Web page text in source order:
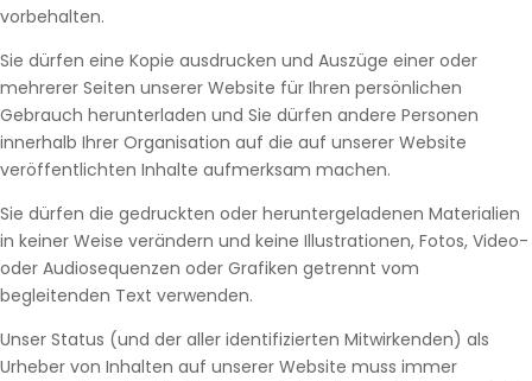
vorbehalten.
Sie dürfen eine Kopie ausdrucken und Auszüge einer oder
mehrerer Seiten unserer Website für Ihren persönlichen
Gebrauch herunterladen und Sie dürfen andere Personen
innerhalb Ihrer Organisation auf die auf unserer Website
veröffentlichten Inhalte aufmerksam machen.
Sie dürfen die gedruckten oder heruntergeladenen Materialien
in keiner Weise verändern und keine Illustrationen, Fotos, Video-
oder Audiosequenzen oder Grafiken getrennt vom
begleitenden Text verwenden.
Unser Status (und der aller identifizierten Mitwirkenden) als
Urheber von Inhalten auf unserer Website muss immer